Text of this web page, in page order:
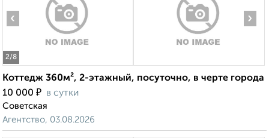
2/8
‹ ›
Коттедж 360м², 2-этажный, посуточно, в черте города
10 000 ₽ в сутки
Советская
Агентство, 03.08.2026